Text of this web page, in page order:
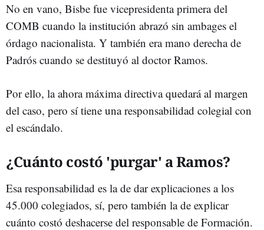
No en vano, Bisbe fue vicepresidenta primera del
COMB cuando la institución abrazó sin ambages el
órdago nacionalista. Y también era mano derecha de
Padrós cuando se destituyó al doctor Ramos.
Por ello, la ahora máxima directiva quedará al margen
del caso, pero sí tiene una responsabilidad colegial con
el escándalo.
¿Cuánto costó 'purgar' a Ramos?
Esa responsabilidad es la de dar explicaciones a los
45.000 colegiados, sí, pero también la de explicar
cuánto costó deshacerse del responsable de Formación.